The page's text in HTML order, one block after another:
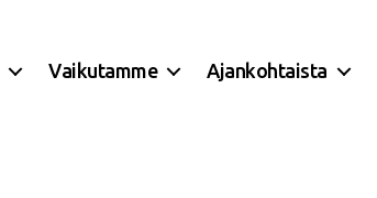
Vaikutamme Ajankohtaista